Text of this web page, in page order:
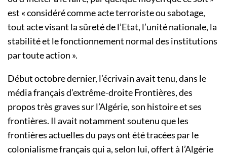
est « considéré comme acte terroriste ou sabotage,
tout acte visant la sûreté de l’Etat, l’unité nationale, la
stabilité et le fonctionnement normal des institutions
par toute action ».
Début octobre dernier, l’écrivain avait tenu, dans le
média français d’extrême-droite Frontières, des
propos très graves sur l’Algérie, son histoire et ses
frontières. Il avait notamment soutenu que les
frontières actuelles du pays ont été tracées par le
colonialisme français qui a, selon lui, offert à l’Algérie